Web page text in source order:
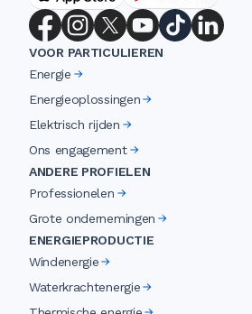
VOOR PARTICULIEREN
Energie
Energieoplossingen
Elektrisch rijden
Ons engagement
ANDERE PROFIELEN
Professionelen
Grote ondernemingen
ENERGIEPRODUCTIE
Windenergie
Waterkrachtenergie